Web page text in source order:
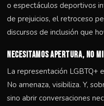
o espectáculos deportivos
de prejuicios, el retroceso
discursos de inclusión que
Necesitamos apertura, no
La representación LGBTQ+
No amenaza, visibiliza. Y,
sino abrir conversaciones